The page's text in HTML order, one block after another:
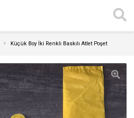
Küçük Boy İki Renkli Baskılı Atlet Poşet